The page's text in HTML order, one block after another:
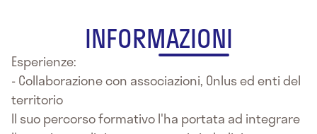
INFORMAZIONI
Esperienze:
- Collaborazione con associazioni, Onlus ed enti del
territorio
Il suo percorso formativo l'ha portata ad integrare